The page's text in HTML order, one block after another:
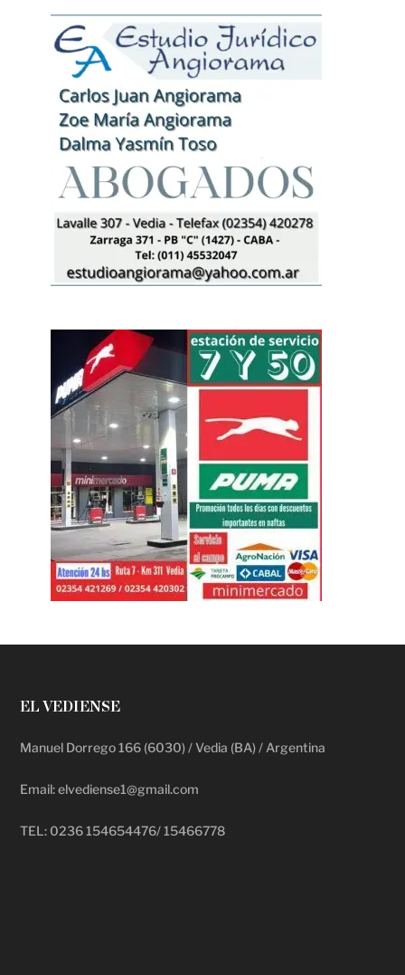
EL VEDIENSE
Manuel Dorrego 166 (6030) / Vedia (BA) / Argentina
Email: elvediense1@gmail.com
TEL: 0236 154654476/ 15466778